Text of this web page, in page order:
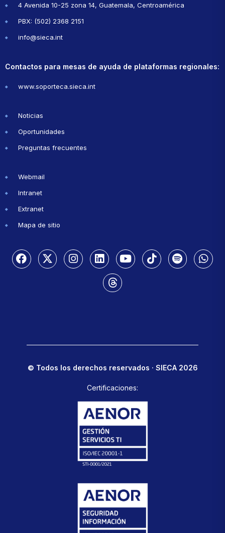
4 Avenida 10-25 zona 14, Guatemala, Centroamérica
PBX: (502) 2368 2151
info@sieca.int
Contactos para mesas de ayuda de plataformas regionales:
www.soporteca.sieca.int
Noticias
Oportunidades
Preguntas frecuentes
Webmail
Intranet
Extranet
Mapa de sitio
© Todos los derechos reservados · SIECA 2026
Certificaciones: